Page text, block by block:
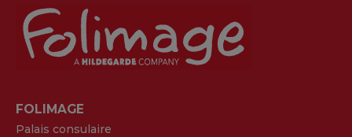
FOLIMAGE
Palais consulaire